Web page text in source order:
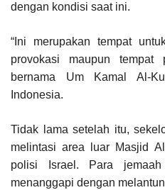
dengan kondisi saat ini.
“Ini merupakan tempat
provokasi maupun tempat
bernama Um Kamal Al-
Indonesia.
Tidak lama setelah itu,
melintasi area luar Masjid
polisi Israel. Para
menanggapi dengan